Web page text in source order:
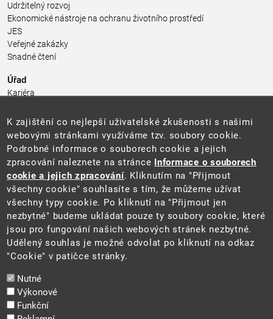
Udržitelný rozvoj
Ekonomické nástroje na ochranu životního prostředí
JES
Veřejné zakázky
Snadné čtení
Úřad
Kariéra
Pro média a veřejnost
Povinně zveřejňované informace
Kontakty
Přistupnost budovy úřadu MŽP
(PDF, 204 kB)
Web
Aktuality
Ochrana osobních údajů
Prohlášení o přístupnosti
Zásady používání cookies
Mapa webu
K zajištění co nejlepší uživatelské zkušenosti s našimi
webovými stránkami využíváme tzv. soubory cookie.
Podrobné informace o souborech cookie a jejich
zpracování naleznete na stránce Informace o souborech
cookie a jejich zpracování. Kliknutím na "Přijmout
všechny cookie" souhlasíte s tím, že můžeme užívat
všechny typy cookie. Po kliknutí na "Přijmout jen
nezbytné" budeme ukládat pouze ty soubory cookie, které
jsou pro fungování našich webových stránek nezbytné.
Udělený souhlas je možné odvolat po kliknutí na odkaz
"Cookie" v patičce stránky.
Nutné
Výkonové
Funkční